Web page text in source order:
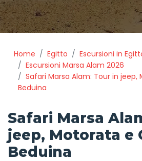
Home Egitto
Escursioni in
Escursioni Marsa Alam 2026
Safari Marsa Alam: Tour in
Beduina
Safari Marsa
jeep, Motorata e
Beduina